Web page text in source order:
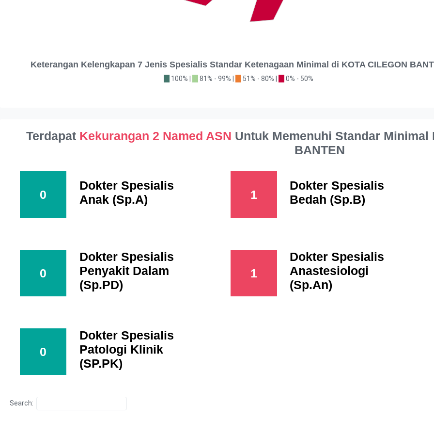
Keterangan Kelengkapan 7 Jenis Spesialis Standar Ketenagaan Minimal di KOTA CILEGON
100% | 81% - 99% | 51% - 80% | 0% - 50%
Terdapat Kekurangan 2 Named ASN Untuk Memenuhi Standar Minimal
BANTEN
0
Dokter Spesialis
Anak (Sp.A)
1
Dokter Spesialis
Bedah (Sp.B)
0
Dokter Spesialis
Penyakit Dalam
(Sp.PD)
1
Dokter Spesialis
Anastesiologi
(Sp.An)
0
Dokter Spesialis
Patologi Klinik
(SP.PK)
Search: